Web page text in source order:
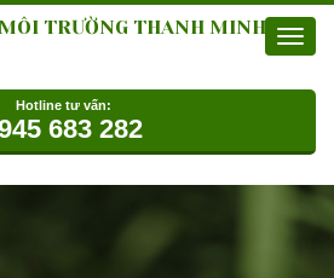
TRƯỜNG THANH MINH
Hotline tư vấn:
683 282